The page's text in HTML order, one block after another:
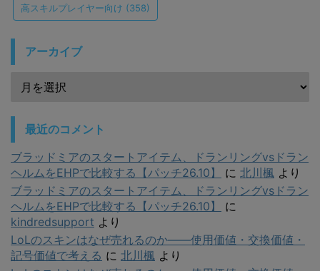
高スキルプレイヤー向け (358)
アーカイブ
最近のコメント
ブラッドミアのスタートアイテム、ドランリングvsドラン
ヘルムをEHPで比較する【パッチ26.10】
に 北川楓 より
ブラッドミアのスタートアイテム、ドランリングvsドラン
ヘルムをEHPで比較する【パッチ26.10】
に
kindredsupport より
LoLのスキンはなぜ売れるのか——使用価値・交換価値・
記号価値で考える に 北川楓 より